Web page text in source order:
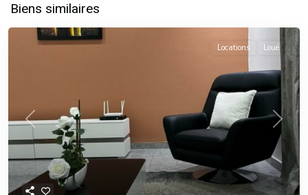
Biens similaires
Previous Next
Locations Loué